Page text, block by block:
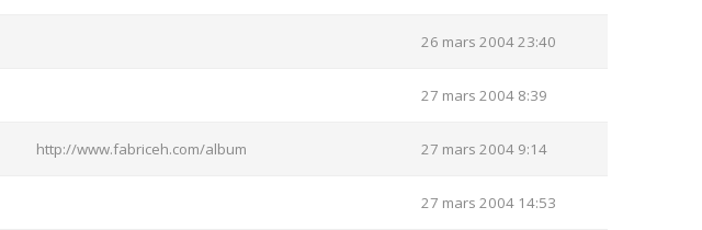
26 mars 2004 23:40
27 mars 2004 8:39
http://www.fabriceh.com/album 27 mars 2004 9:14
27 mars 2004 14:53